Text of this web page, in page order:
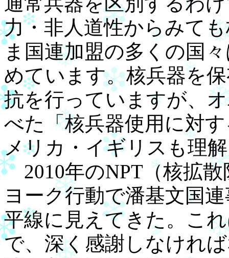
力・非人道性からみて
ま国連加盟の多くの国
めています。核兵器を
抗を行っていますが、
べた「核兵器使用に対
メリカ・イギリスも理
2010年のNPT（核拡散
ヨーク行動で潘基文国
平線に見えてきた。こ
で、深く感謝しなけれ